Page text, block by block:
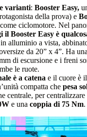
varianti: Booster Easy,
della prova) e
ciclomotore. Nel
il Booster Easy è
alluminio a vista,
da 20” x 4”. Ha
di escursione e i freni
le ruote.
è a catena e il cuore è
compatta che pesa
centrale, per centralizzare
e una coppia di 75 Nm.